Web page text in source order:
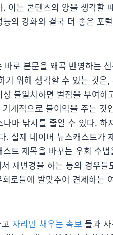
이는 콘텐츠의 양을 생각할
의 강화와 결국 더 좋은 포
로 본문을 왜곡 반영하는
기 위해 생각할 수 있는 것은,
불일치하면 벌점을 부여하
계적으로 불이익을 주는 것
마 낚시를 줄일 수 있다. 하
. 실제 네이버 뉴스캐스트가
트 제목을 바꾸는 우회 수법
재변경을 하는 등의 경우들
로들에 발맞추어 견제하는
자리만 채우는 속보 들과